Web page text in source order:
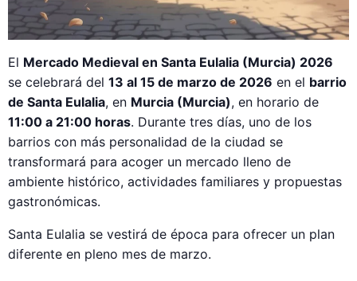
El Mercado Medieval en Santa Eulalia (Murcia) 2026
se celebrará del 13 al 15 de marzo de 2026 en el barrio
de Santa Eulalia, en Murcia (Murcia), en horario de
11:00 a 21:00 horas. Durante tres días, uno de los
barrios con más personalidad de la ciudad se
transformará para acoger un mercado lleno de
ambiente histórico, actividades familiares y propuestas
gastronómicas.
Santa Eulalia se vestirá de época para ofrecer un plan
diferente en pleno mes de marzo.